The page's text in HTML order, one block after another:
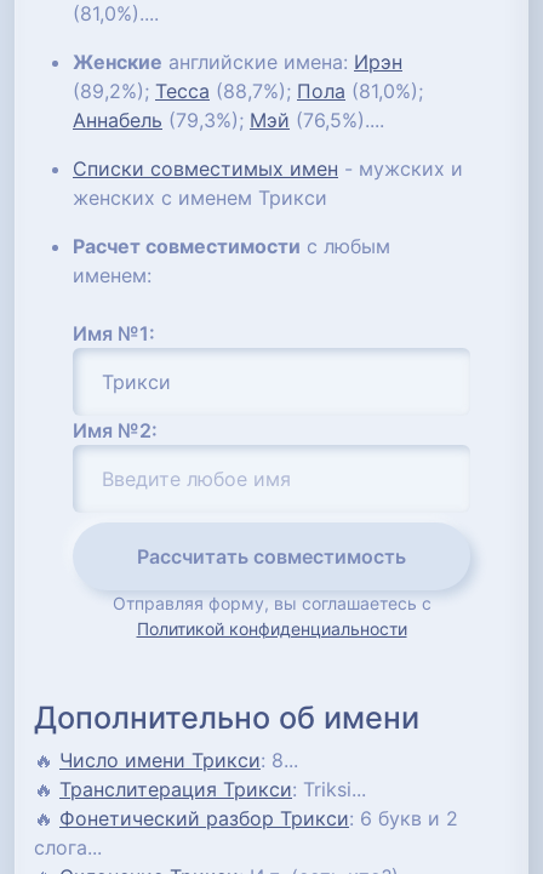
(81,0%)....
Женские английские имена: Ирэн
(89,2%); Тесса (88,7%); Пола (81,0%);
Аннабель (79,3%); Мэй (76,5%)....
Списки совместимых имен - мужских и
женских с именем Трикси
Расчет совместимости с любым
именем:
Имя №1:
Имя №2:
Рассчитать совместимость
Отправляя форму, вы соглашаетесь с
Политикой конфиденциальности
Дополнительно об имени
🔥 Число имени Трикси: 8...
🔥 Транслитерация Трикси: Triksi...
🔥 Фонетический разбор Трикси: 6 букв и 2
слога...